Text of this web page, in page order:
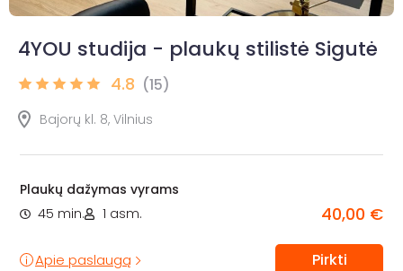
4YOU studija - plaukų stilistė Sigutė
4.8 (15)
Bajorų kl. 8, Vilnius
Plaukų dažymas vyrams
45 min.
1 asm. 40,00 €
Apie paslaugą Pirkti